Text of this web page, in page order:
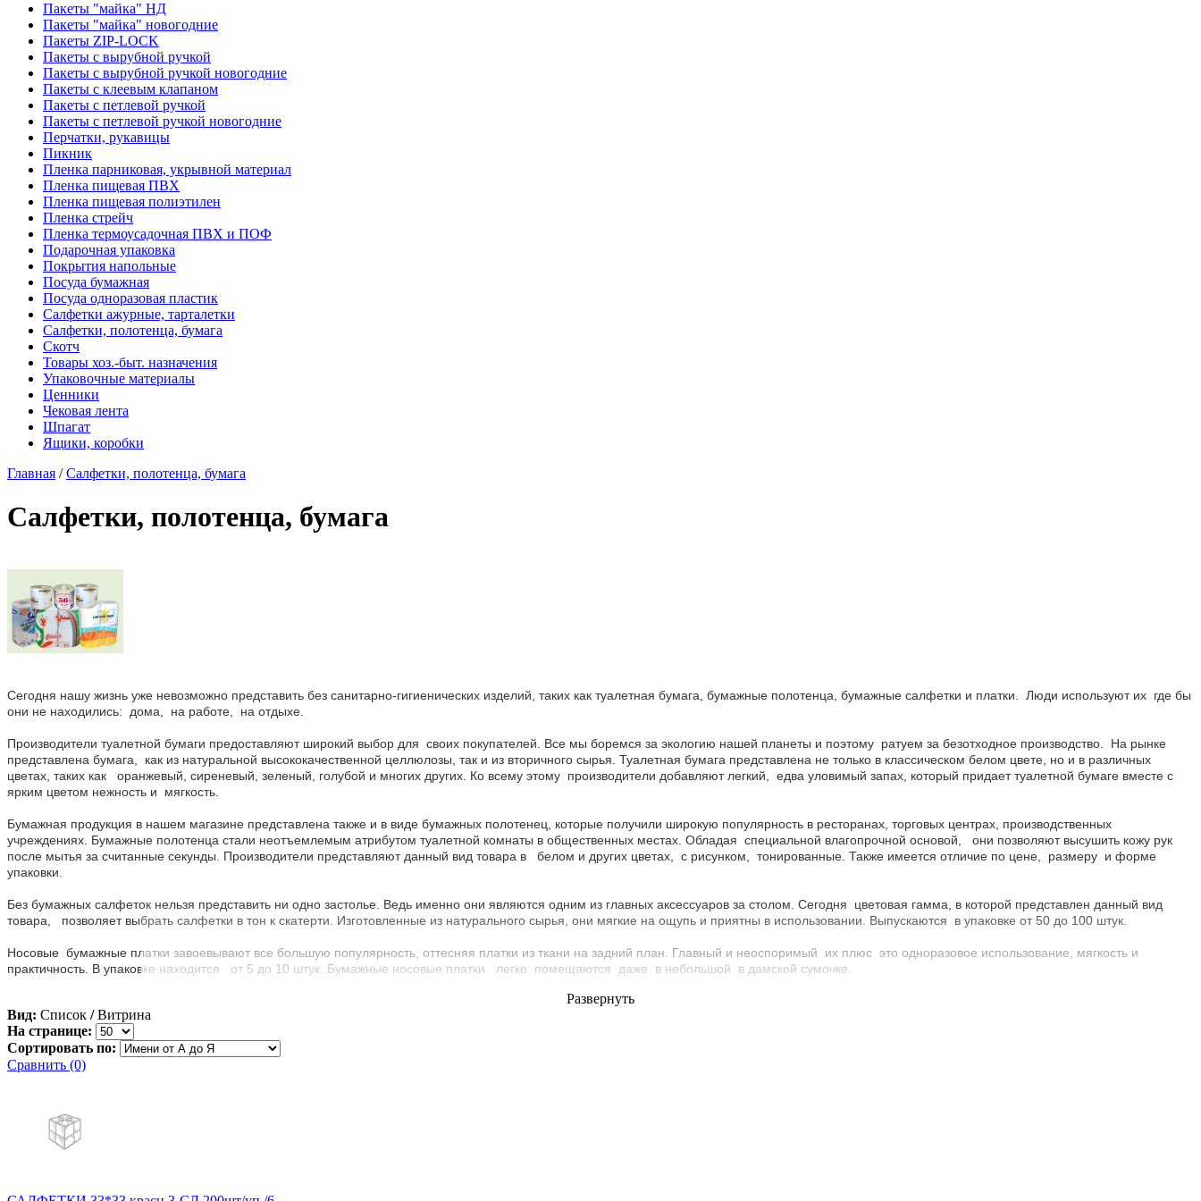
Пакеты "майка" НД
Пакеты "майка" новогодние
Пакеты ZIP-LOCK
Пакеты с вырубной ручкой
Пакеты с вырубной ручкой новогодние
Пакеты с клеевым клапаном
Пакеты с петлевой ручкой
Пакеты с петлевой ручкой новогодние
Перчатки, рукавицы
Пикник
Пленка парниковая, укрывной материал
Пленка пищевая ПВХ
Пленка пищевая полиэтилен
Пленка стрейч
Пленка термоусадочная ПВХ и ПОФ
Подарочная упаковка
Покрытия напольные
Посуда бумажная
Посуда одноразовая пластик
Салфетки ажурные, тарталетки
Салфетки, полотенца, бумага
Скотч
Товары хоз.-быт. назначения
Упаковочные материалы
Ценники
Чековая лента
Шпагат
Ящики, коробки
Главная /Салфетки, полотенца, бумага
Салфетки, полотенца, бумага
Сегодня нашу жизнь уже невозможно представить без санитарно-гигиенических изделий, таких как туалетная бумага, бумажные полотенца, бумажные салфетки и платки. Люди используют их где бы
они не находились: дома, на работе, на отдыхе.
Производители туалетной бумаги предоставляют широкий выбор для своих покупателей. Все мы боремся за экологию нашей планеты и поэтому ратуем за безотходное производство. На рынке
представлена бумага, как из натуральной высококачественной целлюлозы, так и из вторичного сырья. Туалетная бумага представлена не только в классическом белом цвете, но и в различных
цветах, таких как оранжевый, сиреневый, зеленый, голубой и многих других. Ко всему этому производители добавляют легкий, едва уловимый запах, который придает туалетной бумаге вместе с
ярким цветом нежность и мягкость.
Бумажная продукция в нашем магазине представлена также и в виде бумажных полотенец, которые получили широкую популярность в ресторанах, торговых центрах, производственных
учреждениях. Бумажные полотенца стали неотъемлемым атрибутом туалетной комнаты в общественных местах. Обладая специальной влагопрочной основой, они позволяют высушить кожу рук
после мытья за считанные секунды. Производители представляют данный вид товара в белом и других цветах, с рисунком, тонированные. Также имеется отличие по цене, размеру и форме
упаковки.
Без бумажных салфеток нельзя представить ни одно застолье. Ведь именно они являются одним из главных аксессуаров за столом. Сегодня цветовая гамма, в которой представлен данный вид
товара, позволяет выбрать салфетки в тон к скатерти. Изготовленные из натурального сырья, они мягкие на ощупь и приятны в использовании. Выпускаются в упаковке от 50 до 100 штук.
Носовые бумажные платки завоевывают все большую популярность, оттесняя платки из ткани на задний план. Главный и неоспоримый их плюс это одноразовое использование, мягкость и
практичность. В упаковке находится от 5 до 10 штук. Бумажные носовые платки легко помещаются даже в небольшой в дамской сумочке.
Развернуть
Вид: Список / Витрина
На странице:
Сортировать по:
Сравнить (0)